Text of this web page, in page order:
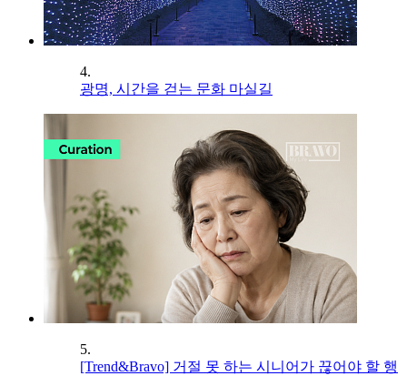
4.
광명, 시간을 걷는 문화 마실길
5.
[Trend&Bravo] 거절 못 하는 시니어가 끊어야 할 행